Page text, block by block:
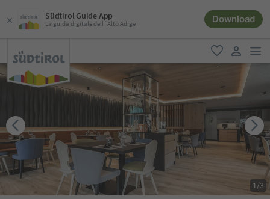
Südtirol Guide App
La guida digitale dell´Alto Adige Download
favoriti
user link
1/3